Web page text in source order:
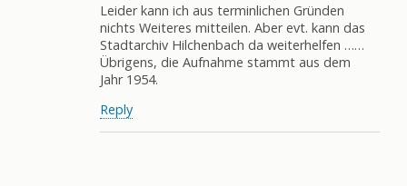
Leider kann ich aus terminlichen Gründen
nichts Weiteres mitteilen. Aber evt. kann das
Stadtarchiv Hilchenbach da weiterhelfen ……
Übrigens, die Aufnahme stammt aus dem
Jahr 1954.
Reply